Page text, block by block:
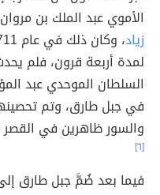
الأموي عبد الملك بن
زياد
لمدة أربعة قرون، فلم
في جبل طارق، وتم
والسور ظاهرين في القصر
[٦]
فيما بعد ضُمَّ جبل طارق